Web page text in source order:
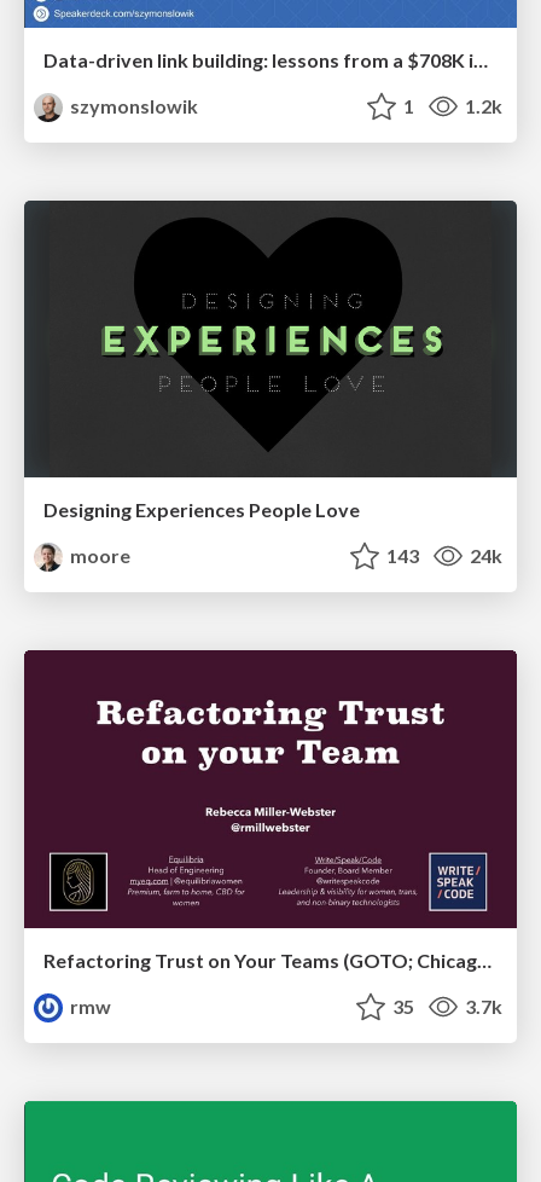
Data-driven link building: lessons from a $708K investment (BrightonSEO talk)
szymonslowik
1 1.2k
Designing Experiences People Love
moore
143 24k
Refactoring Trust on Your Teams (GOTO; Chicago 2020)
rmw
35 3.7k